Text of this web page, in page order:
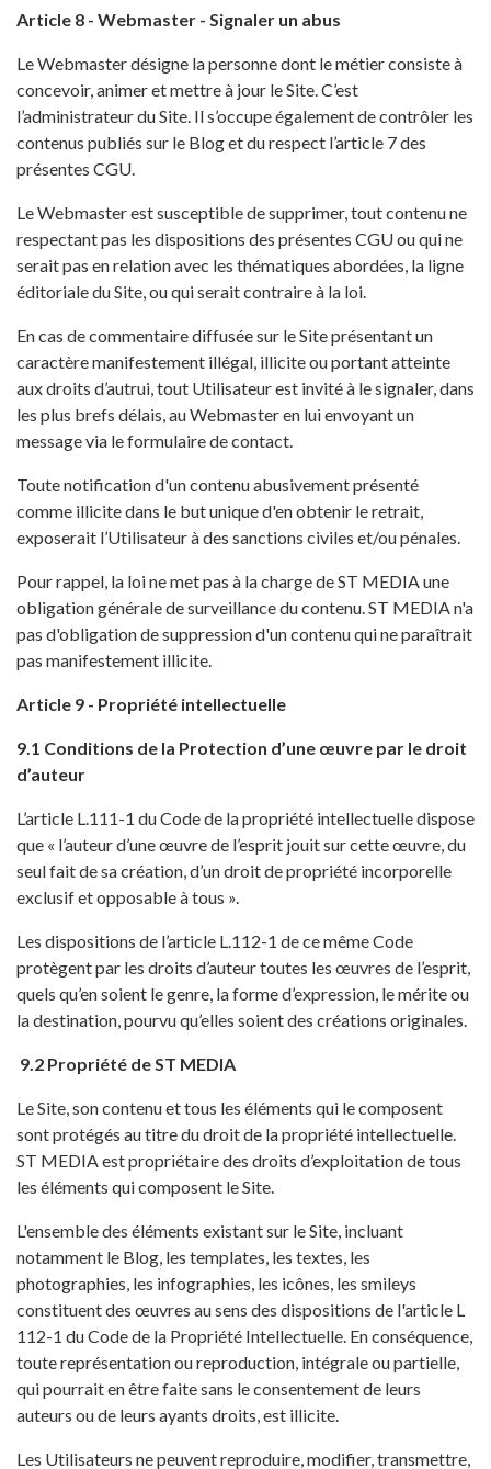
Article 8 - Webmaster - Signaler un abus
Le Webmaster désigne la personne dont le métier consiste à
concevoir, animer et mettre à jour le Site. C’est
l’administrateur du Site. Il s’occupe également de contrôler les
contenus publiés sur le Blog et du respect l’article 7 des
présentes CGU.
Le Webmaster est susceptible de supprimer, tout contenu ne
respectant pas les dispositions des présentes CGU ou qui ne
serait pas en relation avec les thématiques abordées, la ligne
éditoriale du Site, ou qui serait contraire à la loi.
En cas de commentaire diffusée sur le Site présentant un
caractère manifestement illégal, illicite ou portant atteinte
aux droits d’autrui, tout Utilisateur est invité à le signaler, dans
les plus brefs délais, au Webmaster en lui envoyant un
message via le formulaire de contact.
Toute notification d'un contenu abusivement présenté
comme illicite dans le but unique d'en obtenir le retrait,
exposerait l’Utilisateur à des sanctions civiles et/ou pénales.
Pour rappel, la loi ne met pas à la charge de ST MEDIA une
obligation générale de surveillance du contenu. ST MEDIA n'a
pas d'obligation de suppression d'un contenu qui ne paraîtrait
pas manifestement illicite.
Article 9 - Propriété intellectuelle
9.1 Conditions de la Protection d’une œuvre par le droit
d’auteur
L’article L.111-1 du Code de la propriété intellectuelle dispose
que « l’auteur d’une œuvre de l’esprit jouit sur cette œuvre, du
seul fait de sa création, d’un droit de propriété incorporelle
exclusif et opposable à tous ».
Les dispositions de l’article L.112-1 de ce même Code
protègent par les droits d’auteur toutes les œuvres de l’esprit,
quels qu’en soient le genre, la forme d’expression, le mérite ou
la destination, pourvu qu’elles soient des créations originales.
9.2 Propriété de ST MEDIA
Le Site, son contenu et tous les éléments qui le composent
sont protégés au titre du droit de la propriété intellectuelle.
ST MEDIA est propriétaire des droits d’exploitation de tous
les éléments qui composent le Site.
L'ensemble des éléments existant sur le Site, incluant
notamment le Blog, les templates, les textes, les
photographies, les infographies, les icônes, les smileys
constituent des œuvres au sens des dispositions de l'article L
112-1 du Code de la Propriété Intellectuelle. En conséquence,
toute représentation ou reproduction, intégrale ou partielle,
qui pourrait en être faite sans le consentement de leurs
auteurs ou de leurs ayants droits, est illicite.
Les Utilisateurs ne peuvent reproduire, modifier, transmettre,